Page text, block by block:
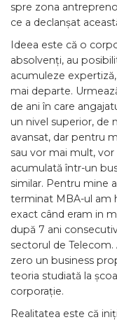
spre zona
ce a declanșat
Ideea este că o
absolvenți, au
acumuleze
mai departe.
de ani în care
un nivel superior, de
avansat, dar pentru
sau vor mai mult,
acumulată într-un
similar. Pentru mine
terminat MBA-ul am
exact când eram in
după 7 ani
sectorul de
zero un business
teoria studiată la
corporație.
Realitatea este că